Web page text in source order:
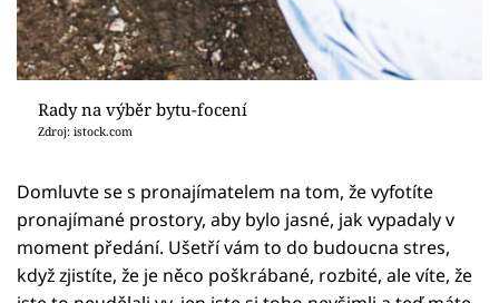
Rady na výběr bytu-focení
Zdroj: istock.com
Domluvte se s pronajímatelem na tom, že vyfotíte
pronajímané prostory, aby bylo jasné, jak vypadaly v
moment předání. Ušetří vám to do budoucna stres,
když zjistíte, že je něco poškrábané, rozbité, ale víte, že